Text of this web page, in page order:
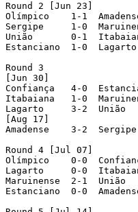
Round 2 [Jun 23]
Olímpico    1-1
Sergipe     1-0
União       0-1
Estanciano  1-0  Lagarto
Round 3
[Jun 30]
Confiança   4-0
Itabaiana   1-0
Lagarto     3-2  União
[Aug 17]
Amadense    3-2  Sergipe
Round 4 [Jul 07]
Olímpico    0-0
Lagarto     0-0
Maruinense  2-1  União
Estanciano  0-0